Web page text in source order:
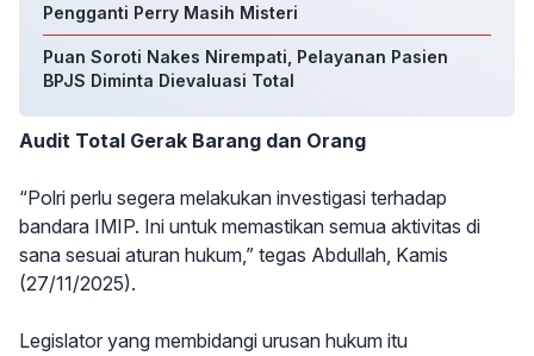
Pengganti Perry Masih Misteri
Puan Soroti Nakes Nirempati, Pelayanan Pasien
BPJS Diminta Dievaluasi Total
Audit Total Gerak Barang dan Orang
“Polri perlu segera melakukan investigasi terhadap
bandara IMIP. Ini untuk memastikan semua aktivitas di
sana sesuai aturan hukum,” tegas Abdullah, Kamis
(27/11/2025).
Legislator yang membidangi urusan hukum itu